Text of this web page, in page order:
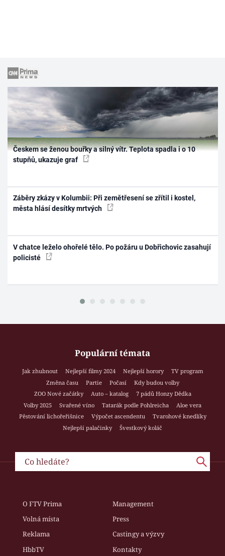
Českem se ženou bouřky a silný vítr. Teplota spadla i o 10
stupňů, ukazuje graf
Záběry zkázy v Kolumbii: Při zemětřesení se zřítil i kostel,
města hlásí desítky mrtvých
V chatce leželo ohořelé tělo. Po požáru u Dobřichovic zasahují
policisté
Populární témata
Jak zhubnout Nejlepší filmy 2024 Nejlepší horory
TV program
Změna času
Partie Počasí
Kdy budou volby
ZOO Nové začátky
Auto – katalog
7 pádů Honzy Dědka
Volby 2025
Svařené víno Tatarák podle Pohlreicha
Aloe vera
Pěstování lichořeřišnice
Výpočet ascendentu
Tvarohové knedlíky
Nejlepší palačinky
Švestkový koláč
O FTV Prima
Management
Volná místa
Press
Reklama
Castingy a výzvy
HbbTV
Kontakty